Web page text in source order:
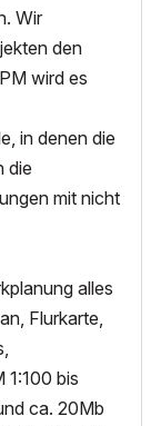
Wir
den
wird es
in denen die
die
mit nicht
alles
Flurkarte,
1:100 bis
ca. 20Mb